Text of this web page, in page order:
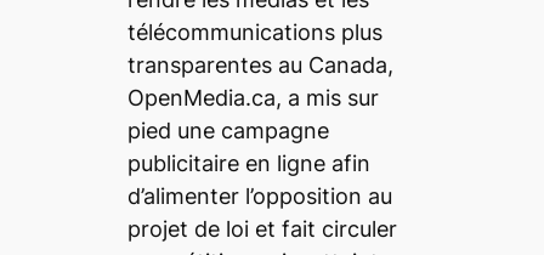
télécommunications plus
transparentes au Canada,
OpenMedia.ca, a mis sur
pied une campagne
publicitaire en ligne afin
d’alimenter l’opposition au
projet de loi et fait circuler